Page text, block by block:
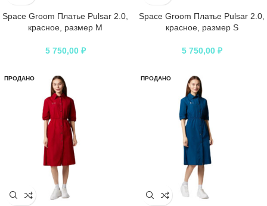
Space Groom Платье Pulsar 2.0,
красное, размер M
5 750,00 ₽
Space Groom Платье Pulsar 2.0,
красное, размер S
5 750,00 ₽
ПРОДАНО ПРОДАНО